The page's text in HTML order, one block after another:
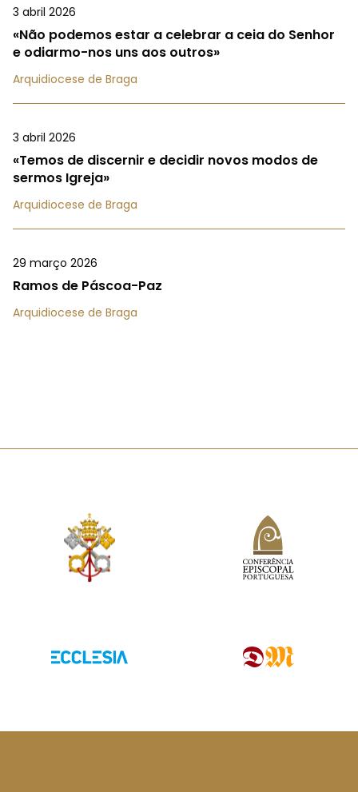
3 abril 2026
«Não podemos estar a celebrar a ceia do Senhor
e odiarmo-nos uns aos outros»
Arquidiocese de Braga
3 abril 2026
«Temos de discernir e decidir novos modos de
sermos Igreja»
Arquidiocese de Braga
29 março 2026
Ramos de Páscoa-Paz
Arquidiocese de Braga